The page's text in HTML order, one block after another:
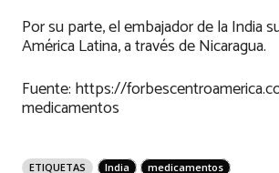
Por su parte, el embajador de la India
América Latina, a través de Nicaragua.
Fuente: https://
medicamentos
ETIQUETAS India medicamentos